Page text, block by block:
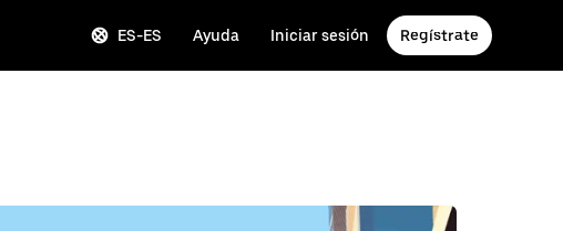
ES-ES Ayuda Iniciar sesión Regístrate